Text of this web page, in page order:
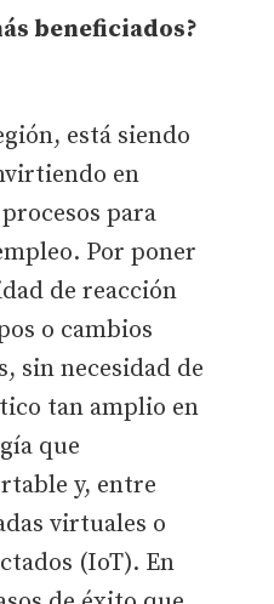
beneficiados?
está siendo
en
para
Por poner
de reacción
o cambios
sin necesidad de
tan amplio en
que
y, entre
virtuales o
(IoT). En